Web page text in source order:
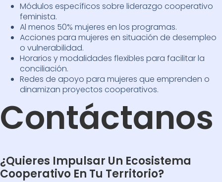
Módulos específicos sobre liderazgo cooperativo
feminista.
Al menos 50% mujeres en los programas.
Acciones para mujeres en situación de desempleo
o vulnerabilidad.
Horarios y modalidades flexibles para facilitar la
conciliación.
Redes de apoyo para mujeres que emprenden o
dinamizan proyectos cooperativos.
Contáctanos
¿Quieres Impulsar Un Ecosistema
Cooperativo En Tu Territorio?